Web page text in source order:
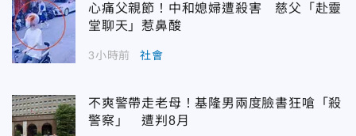
心痛父親節！中和媳婦遭殺害 慈父「赴靈
堂聊天」惹鼻酸
3小時前 社會
不爽警帶走老母！基隆男兩度臉書狂嗆「殺
警察」 遭判8月